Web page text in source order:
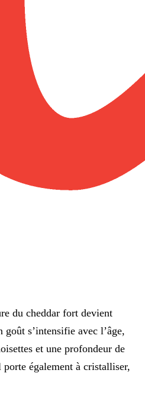
du cheddar fort devient
s’intensifie avec l’âge,
et une profondeur de
également à cristalliser,